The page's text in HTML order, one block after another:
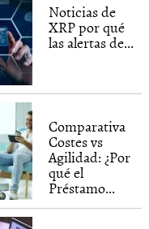
Noticias de
XRP por qué
las alertas de...
Comparativa
Costes vs
Agilidad: ¿Por
qué el
Préstamo...